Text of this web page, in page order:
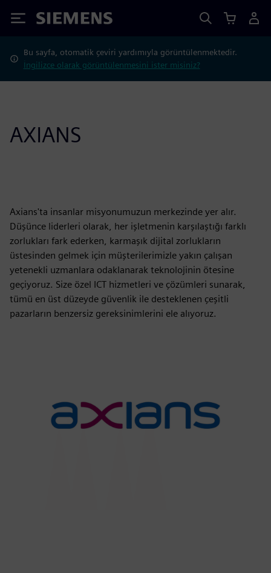
Siemens
Bu sayfa, otomatik çeviri yardımıyla görüntülenmektedir.
İngilizce olarak görüntülenmesini ister misiniz?
AXIANS
Axians'ta insanlar misyonumuzun merkezinde yer alır.
Düşünce liderleri olarak, her işletmenin karşılaştığı farklı
zorlukları fark ederken, karmaşık dijital zorlukların
üstesinden gelmek için müşterilerimizle yakın çalışan
yetenekli uzmanlara odaklanarak teknolojinin ötesine
geçiyoruz. Size özel ICT hizmetleri ve çözümleri sunarak,
tümü en üst düzeyde güvenlik ile desteklenen çeşitli
pazarların benzersiz gereksinimlerini ele alıyoruz.